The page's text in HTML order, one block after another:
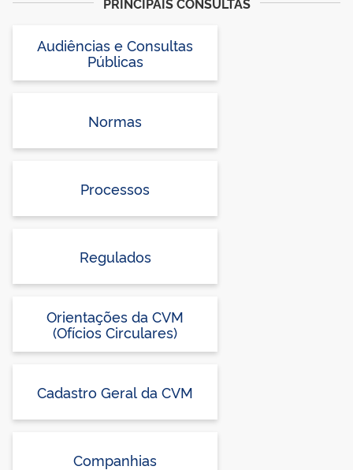
Audiências e Consultas
Públicas
Normas
Processos
Regulados
Orientações da CVM
(Ofícios Circulares)
Cadastro Geral da CVM
Companhias